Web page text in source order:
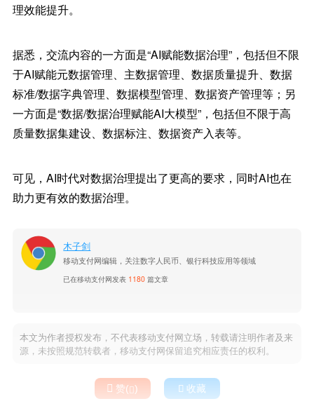
理效能提升。
据悉，交流内容的一方面是“AI赋能数据治理”，包括但不限
于AI赋能元数据管理、主数据管理、数据质量提升、数据
标准/数据字典管理、数据模型管理、数据资产管理等；另
一方面是“数据/数据治理赋能AI大模型”，包括但不限于高
质量数据集建设、数据标注、数据资产入表等。
可见，AI时代对数据治理提出了更高的要求，同时AI也在
助力更有效的数据治理。
木子剑
移动支付网编辑，关注数字人民币、银行科技应用等领域
已在移动支付网发表 1180 篇文章
本文为作者授权发布，不代表移动支付网立场，转载请注明作者及来
源，未按照规范转载者，移动支付网保留追究相应责任的权利。
 赞()  收藏